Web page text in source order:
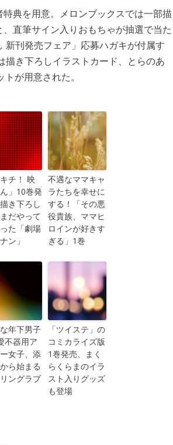
典を用意。メロンブックスでは一部描
直筆サイン入りおもちゃが抽選で当た
新刊発売フェア」応募ハガキが付属す
描き下ろしイラストカード、とらのあ
が用意された。
キチ！ 映
」10巻発
き下ろし
だやって
た「劇場
ン」
不遇なママキャ
ラたちを幸せに
する！「その悪
役貴族、ママヒ
ロインが好きす
ぎる」1巻
年下男子
不器用ア
女子、添
ら始まる
ングラブ
「ツイステ」の
コミカライズ版
1巻発売、まく
らくらまのイラ
スト入りグッズ
も登場